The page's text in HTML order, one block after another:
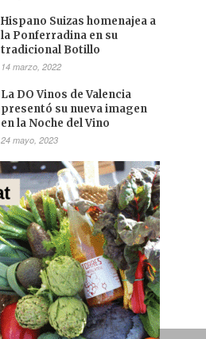
Hispano Suizas homenajea a
la Ponferradina en su
tradicional Botillo
14 marzo, 2022
La DO Vinos de Valencia
presentó su nueva imagen
en la Noche del Vino
24 mayo, 2023